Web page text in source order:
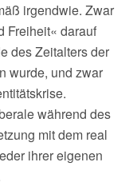
irgendwie. Zwar
Freiheit« darauf
des Zeitalters der
wurde, und zwar
während des
mit dem real
ihrer eigenen